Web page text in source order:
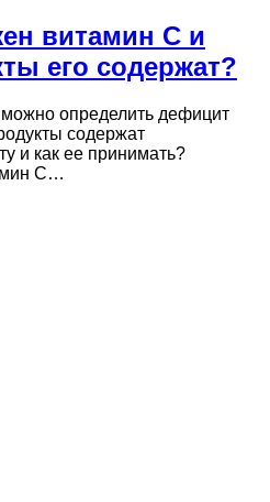
витамин С и
его содержат?
определить дефицит
содержат
и как ее принимать?
С…